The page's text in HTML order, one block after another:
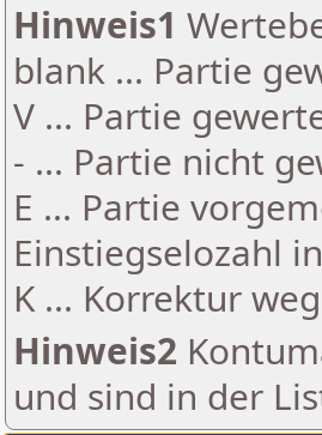
Hinweis1
blank ... Partie
V ... Partie
- ... Partie nicht
E ... Partie
Einstiegselozahl
K ... Korrektur
Hinweis2
und sind in der